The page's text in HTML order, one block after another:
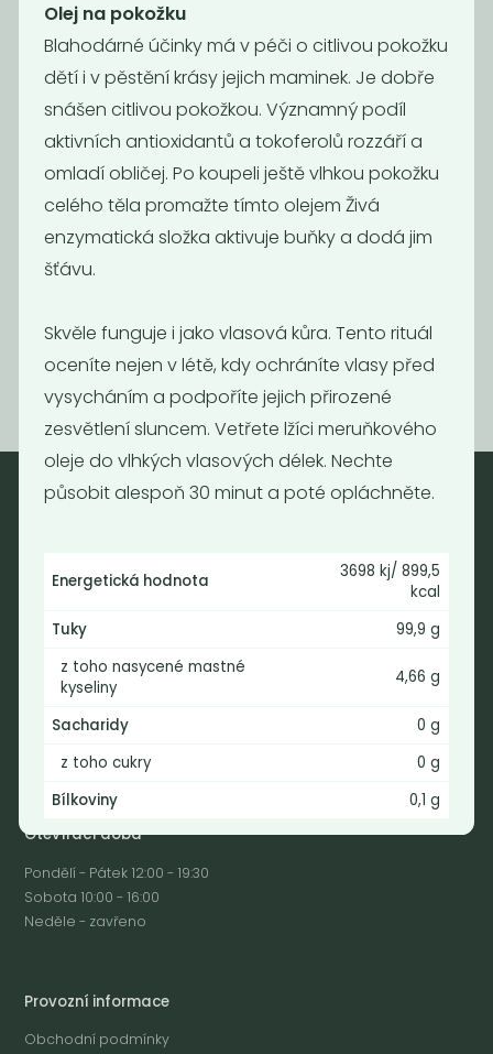
Olivový olej -
extra
479 Kč / Kg
Dýňový olej
1 190Kč / Kg
Nebaleno s.r.o.
drogerie a minikavárna
Jaromírova 495/16
Praha 2 - Nusle
info@nebaleno.eu
Otevírací doba
Pondělí - Pátek 12:00 - 19:30
Sobota 10:00 - 16:00
Neděle - zavřeno
Provozní informace
Obchodní podmínky
Olej na pokožku
Blahodárné účinky má v péči o citlivou pokožku
dětí i v pěstění krásy jejich maminek. Je dobře
snášen citlivou pokožkou. Významný podíl
aktivních antioxidantů a tokoferolů rozzáří a
omladí obličej. Po koupeli ještě vlhkou pokožku
celého těla promažte tímto olejem Živá
enzymatická složka aktivuje buňky a dodá jim
šťávu.
Skvěle funguje i jako vlasová kůra. Tento rituál
oceníte nejen v létě, kdy ochráníte vlasy před
vysycháním a podpoříte jejich přirozené
zesvětlení sluncem. Vetřete lžíci meruňkového
oleje do vlhkých vlasových délek. Nechte
působit alespoň 30 minut a poté opláchněte.
Energetická hodnota
3698 kj/ 899,5
kcal
Tuky
99,9 g
z toho nasycené mastné
kyseliny
4,66 g
Sacharidy
0 g
z toho cukry
0 g
Bílkoviny
0,1 g